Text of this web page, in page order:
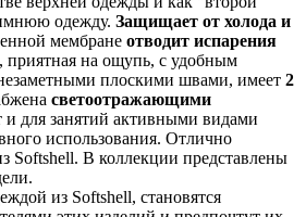
одежду. Защищает от холода и
мембране отводит испарения
приятная на ощупь, с удобным
плоскими швами, имеет 2
светоотражающими
и для занятий активными видами
использования. Отлично
Softshell. В коллекции представлены
из Softshell, становятся